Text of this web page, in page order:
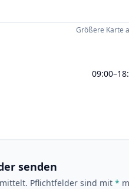
Größere Karte
senden
Pflichtfelder sind mit *